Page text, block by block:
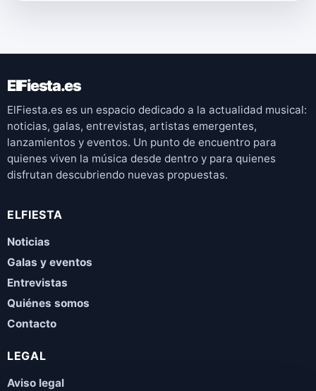
ElFiesta.es
ElFiesta.es es un espacio dedicado a la actualidad musical:
noticias, galas, entrevistas, artistas emergentes,
lanzamientos y eventos. Un punto de encuentro para
quienes viven la música desde dentro y para quienes
disfrutan descubriendo nuevas propuestas.
ELFIESTA
Noticias
Galas y eventos
Entrevistas
Quiénes somos
Contacto
LEGAL
Aviso legal